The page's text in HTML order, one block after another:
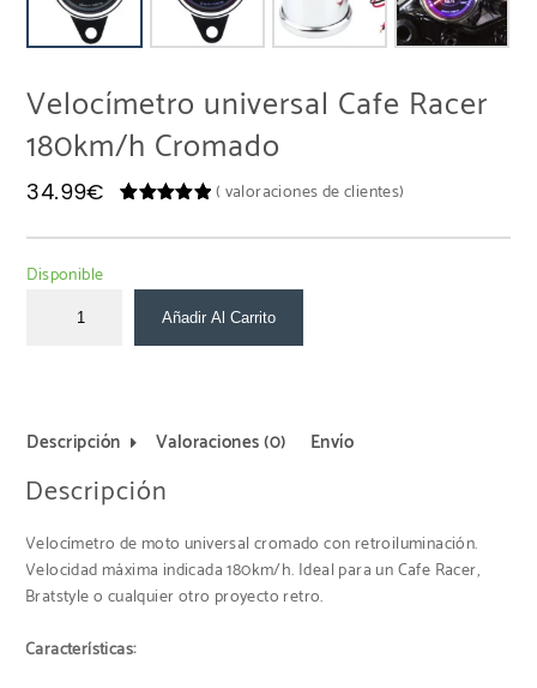
Velocímetro universal Cafe Racer
180km/h Cromado
34.99€
con5.00
cliente
( valoraciones de clientes)
Disponible
Añadir Al Carrito
Descripción Valoraciones (0) Envío
Descripción
Velocímetro de moto universal cromado con retroiluminación.
Velocidad máxima indicada 180km/h. Ideal para un Cafe Racer,
Bratstyle o cualquier otro proyecto retro.
Características: